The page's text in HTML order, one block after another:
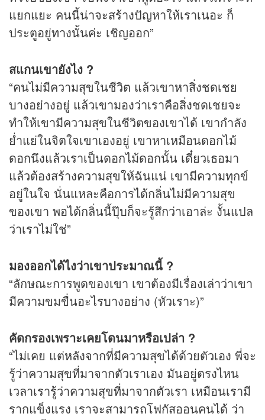
แยกแยะ คนนี้น่าจะสร้างปัญหาให้เราเนอะ ก็
ประตูอยู่ทางนั้นค่ะ เชิญออก”
สแกนเขายังไง ?
“คนไม่มีความสุขในชีวิต แล้วเขาหาสิ่งชดเชย
บางอย่างอยู่ แล้วเขามองว่าเราคือสิ่งชดเชยจะ
ทำให้เขามีความสุขในชีวิตของเขาได้ เขากำลัง
ย่ำแย่ในจิตใจเขาเองอยู่ เขาหาเหมือนดอกไม้
ดอกนึงแล้วเราเป็นดอกไม้ดอกนั้น เดี๋ยวเธอมา
แล้วต้องสร้างความสุขให้ฉันแน่ เขามีความทุกข์
อยู่ในใจ นั่นแหละคือการได้กลิ่นไม่มีความสุข
ของเขา พอได้กลิ่นนี้ปุ๊บก็จะรู้สึกว่าเอาล่ะ งั้นแปล
ว่าเราไม่ใช่”
มองออกได้ไงว่าเขาประมาณนี้ ?
“ลักษณะการพูดของเขา เขาต้องมีเรื่องเล่าว่าเขา
มีความขมขื่นอะไรบางอย่าง (หัวเราะ)”
คัดกรองเพราะเคยโดนมาหรือเปล่า ?
“ไม่เคย แต่หลังจากที่มีความสุขได้ด้วยตัวเอง พี่จะ
รู้ว่าความสุขที่มาจากตัวเราเอง มันอยู่ตรงไหน
เวลาเรารู้ว่าความสุขที่มาจากตัวเรา เหมือนเรามี
รากแข็งแรง เราจะสามารถโฟกัสออนคนได้ ว่า